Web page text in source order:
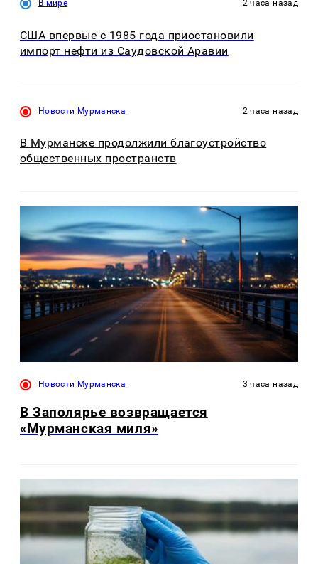
В мире 2 часа назад
США впервые с 1985 года приостановили
импорт нефти из Саудовской Аравии
Новости Мурманска 2 часа назад
В Мурманске продолжили благоустройство
общественных пространств
Новости Мурманска 3 часа назад
В Заполярье возвращается
«Мурманская миля»